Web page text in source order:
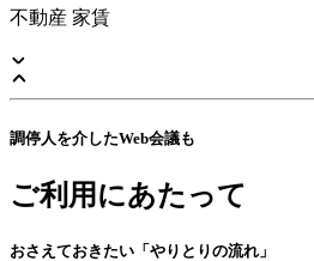
不動産 家賃
調停人を介したWeb会議も
ご利用にあたって
おさえておきたい「やりとりの流れ」